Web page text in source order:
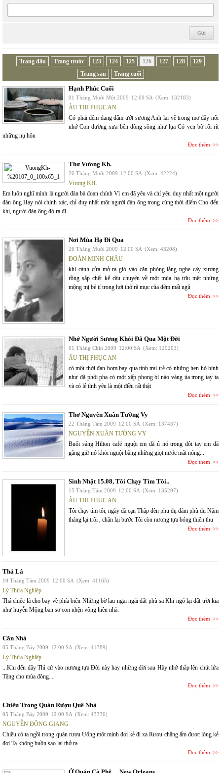
Trang đầu Trang trước 123 124 125 126 127 128
129
Trang sau
Trang cuối
Hạnh Phúc Cuối
01 Tháng Mười Một 2009 12:00 SA (Xem: 132183)
ÂU THỊ PHỤC AN
Có phải đêm dang đẩm ướt sương Anh lại về trong mơ đầy nổi
nhớ Con đường xưa bên dòng sông như lụa Cỏ ven bờ rối rít
những nụ hôn
Đọc thêm
Thơ Vương Kh.
26 Tháng Mười 2009 12:00 SA (Xem: 42224)
Vương KH.
Em luôn nghĩ mình là người đàn bà đoan chính Vì em đã yêu và chỉ yêu duy nhất một người
đàn ông Hay nói chính xác, chỉ duy nhất một người đàn ông trong cùng thời điểm Cho đến
khi, người đàn ông đó ra đi…
Đọc thêm
Nơi Mùa Hạ Đi Qua
26 Tháng Mười 2009 12:00 SA (Xem: 43208)
ĐOÀN MINH CHÂU
khi cánh cửa mở ra gió vào căn phòng lắng nghe cây xương
rồng sắp chết kể câu chuyện về một mùa hạ trĩu mệt những
mộng mị bé tí trong hơi thở rã mục của đêm mất ngủ
Đọc thêm
Nhớ Người Sương Khói Đã Qua Một Đời
01 Tháng Chín 2009 12:00 SA (Xem: 129203)
ÂU THỊ PHỤC AN
có một thời đạn bom bay qua tình trai trẻ có những hẹn hò hình
như đã phôi pha có một xấp phong bì nào vàng úa trong tay ta
và có lẻ tình yêu là một điều rất thật
Đọc thêm
Thơ Nguyễn Xuân Tường Vy
22 Tháng Tám 2009 12:00 SA (Xem: 137437)
NGUYỄN XUÂN TƯỜNG VY
Buổi sáng Hilton café nguội em đã ủ nó trong đôi tay em đã
gắng giữ nó khỏi nguội bằng những giọt nước mắt nóng...
Đọc thêm
Sinh Nhật 15.08, Tôi Chạy Tìm Tôi..
15 Tháng Tám 2009 12:00 SA (Xem: 135297)
ÂU THỊ PHỤC AN
Tôi chạy tìm tôi, ngày đã cạn Thắp đèn phủ dụ đám phù du Năm
tháng lại trôi , chân lại bước Tôi còn nương tựa bóng thiên thu
Đọc thêm
Thả Lá
10 Tháng Tám 2009 12:00 SA (Xem: 41165)
Lý Thừa Nghiệp
Thả chiếc lá cho bay về phía biển Những bờ lau ngai ngái đất phù sa Khi ngó lại đất trời kia
như huyễn Mộng ban sơ con nhện võng hiên nhà.
Đọc thêm
Căn Nhà
05 Tháng Bảy 2009 12:00 SA (Xem: 41389)
Lý Thừa Nghiệp
...Khi đến đây Thì cứ vào nương tựa Đời này hay những đời sau Hãy nhớ thắp lên chút lửa
Tặng cho mùa đông...
Đọc thêm
Chiều Trong Quán Rượu Quê Nhà
05 Tháng Bảy 2009 12:00 SA (Xem: 43336)
NGUYỄN ĐÔNG GIANG
Chiều có ta ngồi trong quán rượu Uống một mình đợi kẻ đi xa Rượu chẳng ấm được lòng kẻ
đợi Ta không buồn sao lại thở ra
Đọc thêm